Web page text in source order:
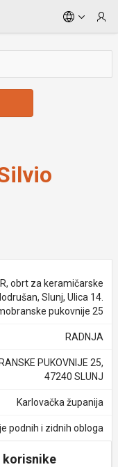
obrt za keramičarske
Slunj, Ulica 14.
pukovnije 25
RADNJA
PUKOVNIJE 25,
47240 SLUNJ
Karlovačka županija
podnih i zidnih obloga